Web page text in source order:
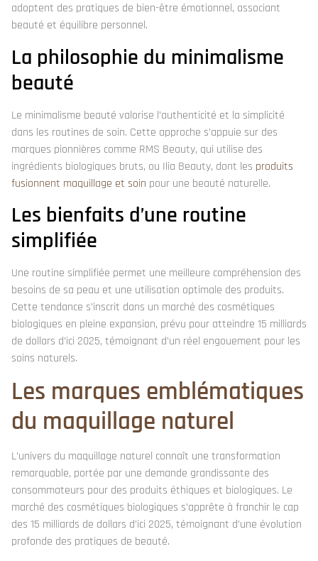
adoptent des pratiques de bien-être émotionnel, associant
beauté et équilibre personnel.
La philosophie du minimalisme
beauté
Le minimalisme beauté valorise l’authenticité et la simplicité
dans les routines de soin. Cette approche s’appuie sur des
marques pionnières comme RMS Beauty, qui utilise des
ingrédients biologiques bruts, ou Ilia Beauty, dont les produits
fusionnent maquillage et soin pour une beauté naturelle.
Les bienfaits d’une routine
simplifiée
Une routine simplifiée permet une meilleure compréhension des
besoins de sa peau et une utilisation optimale des produits.
Cette tendance s’inscrit dans un marché des cosmétiques
biologiques en pleine expansion, prévu pour atteindre 15 milliards
de dollars d’ici 2025, témoignant d’un réel engouement pour les
soins naturels.
Les marques emblématiques
du maquillage naturel
L’univers du maquillage naturel connaît une transformation
remarquable, portée par une demande grandissante des
consommateurs pour des produits éthiques et biologiques. Le
marché des cosmétiques biologiques s’apprête à franchir le cap
des 15 milliards de dollars d’ici 2025, témoignant d’une évolution
profonde des pratiques de beauté.